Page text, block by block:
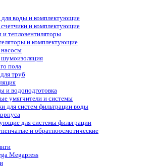
воды и комплектующие
и комплектующие
и тепловентиляторы
и комплектующие
шумоизоляция
пола
труб
и водоподготовка
умягчители и системы
для систем фильтрации воды
для системы фильтрации
и обратноосмотические
Megapress